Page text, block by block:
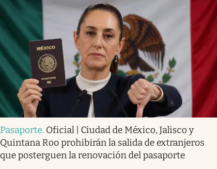
Pasaporte. Oficial | Ciudad de México, Jalisco y
Quintana Roo prohibirán la salida de extranjeros
que posterguen la renovación del pasaporte